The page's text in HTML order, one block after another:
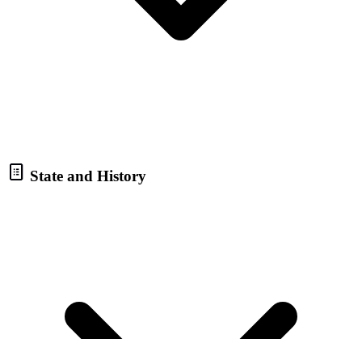
State and History